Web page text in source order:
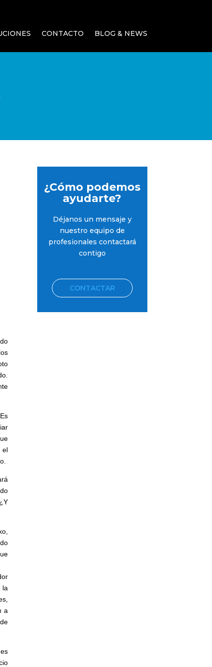
CONTACTO BLOG & NEWS
¿Cómo podemos
ayudarte?
Déjanos un mensaje y
nuestro equipo de
profesionales contactará
contigo
CONTACTAR
el
la
a